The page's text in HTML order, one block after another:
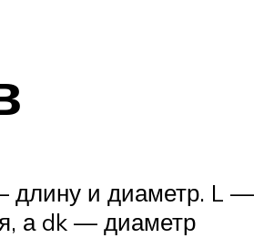
длину и диаметр. L —
а dk — диаметр